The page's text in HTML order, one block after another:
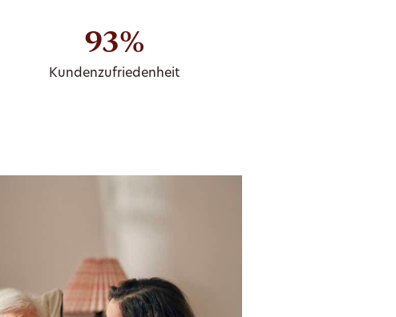
93%
Kundenzufriedenheit